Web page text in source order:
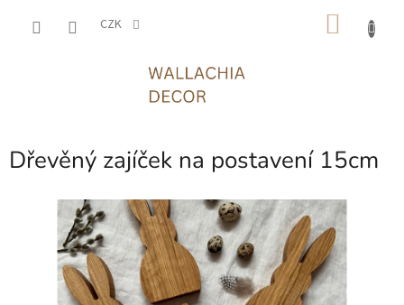
CZK
Dřevěný zajíček na postavení 15cm